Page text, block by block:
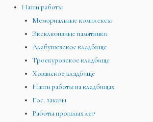
Наши работы
Мемориальные комплексы
Эксклюзивные памятники
Алабушевское кладбище
Троекуровское кладбище
Хованское кладбище
Наши работы на кладбищах
Гос. заказы
Работы прошлых лет